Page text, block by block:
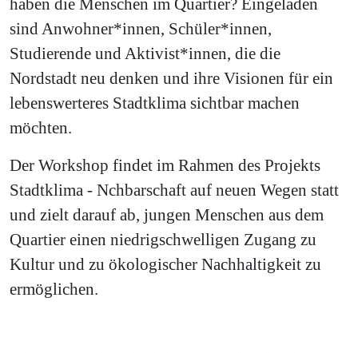
sind Anwohner*innen, Schüler*innen,
Studierende und Aktivist*innen, die die
Nordstadt neu denken und ihre Visionen für ein
lebenswerteres Stadtklima sichtbar machen
möchten.
Der Workshop findet im Rahmen des Projekts
Stadtklima - Nchbarschaft auf neuen Wegen statt
und zielt darauf ab, jungen Menschen aus dem
Quartier einen niedrigschwelligen Zugang zu
Kultur und zu ökologischer Nachhaltigkeit zu
ermöglichen.